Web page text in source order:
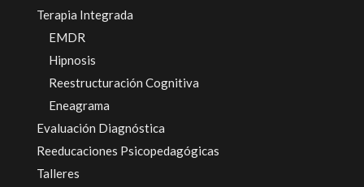
Terapia Integrada
EMDR
Hipnosis
Reestructuración Cognitiva
Eneagrama
Evaluación Diagnóstica
Reeducaciones Psicopedagógicas
Talleres